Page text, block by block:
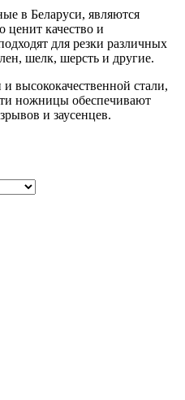
в Беларуси, являются
ценит качество и
для резки различных
шелк, шерсть и другие.
высококачественной стали,
ножницы обеспечивают
и заусенцев.